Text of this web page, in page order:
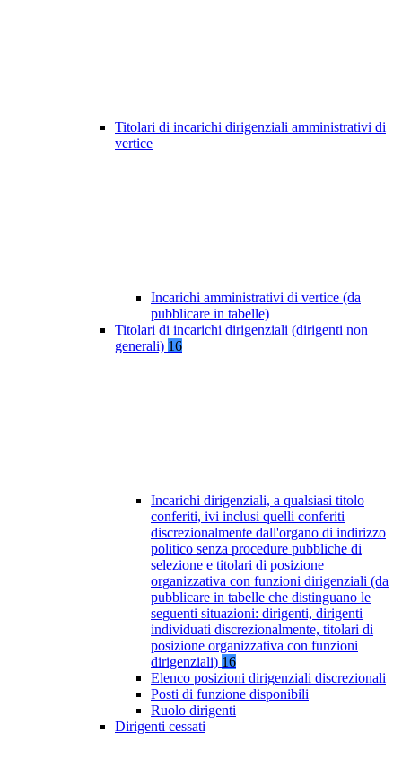
Titolari di incarichi dirigenziali amministrativi di
vertice
Incarichi amministrativi di vertice (da
pubblicare in tabelle)
Titolari di incarichi dirigenziali (dirigenti non
generali) 16
Incarichi dirigenziali, a qualsiasi titolo
conferiti, ivi inclusi quelli conferiti
discrezionalmente dall'organo di indirizzo
politico senza procedure pubbliche di
selezione e titolari di posizione
organizzativa con funzioni dirigenziali (da
pubblicare in tabelle che distinguano le
seguenti situazioni: dirigenti, dirigenti
individuati discrezionalmente, titolari di
posizione organizzativa con funzioni
dirigenziali) 16
Elenco posizioni dirigenziali discrezionali
Posti di funzione disponibili
Ruolo dirigenti
Dirigenti cessati